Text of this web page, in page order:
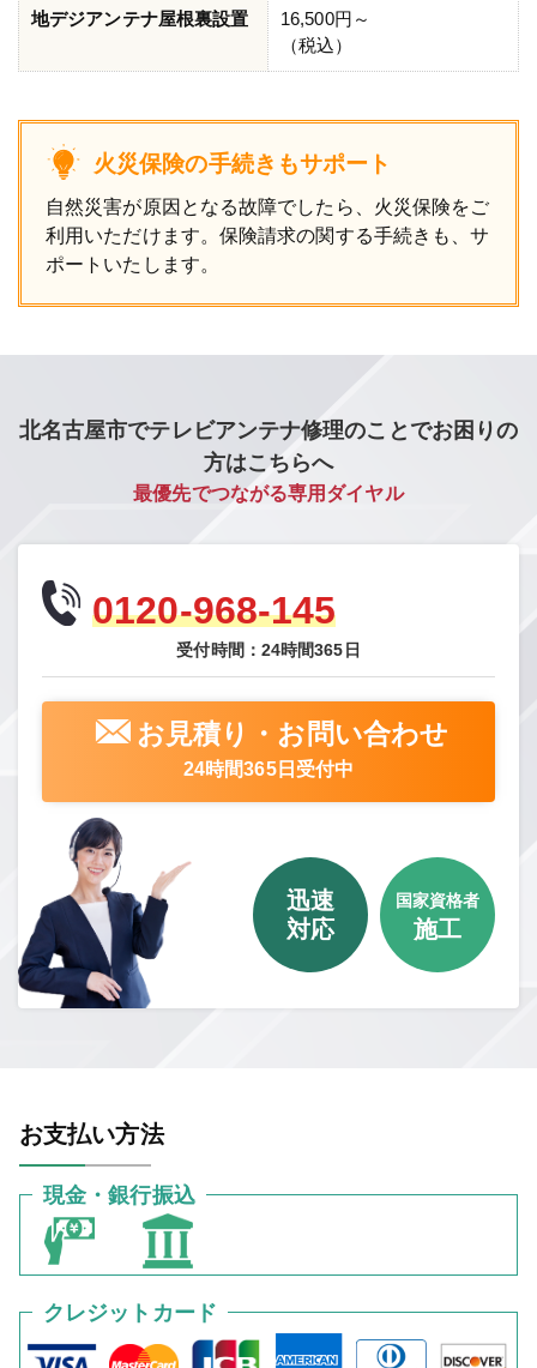
地デジアンテナ屋根裏設置
16,500円～
（税込）
火災保険の手続きもサポート
自然災害が原因となる故障でしたら、火災保険をご
利用いただけます。保険請求の関する手続きも、サ
ポートいたします。
北名古屋市でテレビアンテナ修理のことでお困りの
方はこちらへ
最優先でつながる専用ダイヤル
0120-968-145
受付時間：24時間365日
お見積り・お問い合わせ
24時間365日受付中
迅速
対応
国家資格者
施工
お支払い方法
現金・銀行振込
クレジットカード